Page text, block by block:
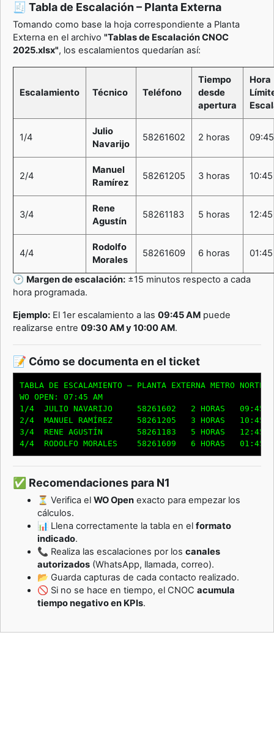
🧾 Tabla de Escalación – Planta Externa
Tomando como base la hoja correspondiente a Planta
Externa en el archivo "Tablas de Escalación CNOC
2025.xlsx", los escalamientos quedarían así:
Escalamiento Técnico Teléfono
Tiempo
desde
apertura
Hora
1/4
Julio
Navarijo
58261602 2 horas
2/4
Manuel
Ramírez
58261205 3 horas
3/4
Rene
Agustín
58261183 5 horas
4/4
Rodolfo
Morales
58261609 6 horas
🕑 Margen de escalación: ±15 minutos respecto a cada
hora programada.
Ejemplo: El 1er escalamiento a las 09:45 AM puede
realizarse entre 09:30 AM y 10:00 AM.
📝 Cómo se documenta en el ticket
TABLA DE ESCALAMIENTO – PLANTA EXTERNA METRO NORTE
WO OPEN: 07:45 AM
1/4  JULIO NAVARIJO     58261602   2 HORAS   09:45
2/4  MANUEL RAMÍREZ     58261205   3 HORAS   10:45
3/4  RENE AGUSTÍN       58261183   5 HORAS   12:45
✅ Recomendaciones para N1
⏳ Verifica el WO Open exacto para empezar los
cálculos.
📊 Llena correctamente la tabla en el formato
indicado.
📞 Realiza las escalaciones por los canales
autorizados (WhatsApp, llamada, correo).
📂 Guarda capturas de cada contacto realizado.
🚫 Si no se hace en tiempo, el CNOC acumula
tiempo negativo en KPIs.